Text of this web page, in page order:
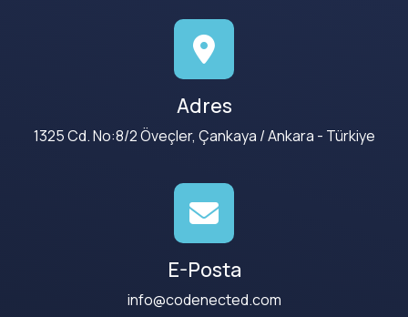
Adres
1325 Cd. No:8/2 Öveçler, Çankaya / Ankara - Türkiye
E-Posta
info@codenected.com